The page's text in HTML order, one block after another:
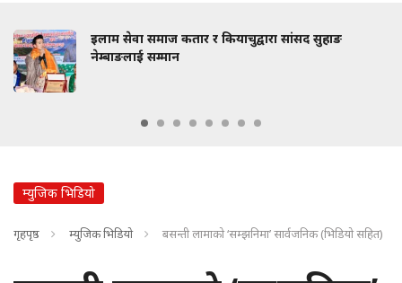
इलाम सेवा समाज कतार र कियाचुद्वारा सांसद सुहाङ
नेम्बाङलाई सम्मान
म्युजिक भिडियो
गृहपृष्ठ म्युजिक भिडियो बसन्ती लामाको ‘सम्झनिमा’ सार्वजनिक (भिडियो सहित)